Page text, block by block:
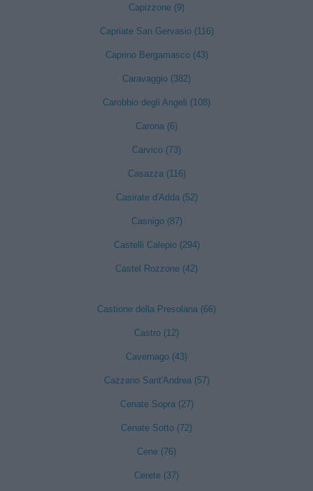
Capizzone (9)
Capriate San Gervasio (116)
Caprino Bergamasco (43)
Caravaggio (382)
Carobbio degli Angeli (108)
Carona (6)
Carvico (73)
Casazza (116)
Casirate d'Adda (52)
Casnigo (87)
Castelli Calepio (294)
Castel Rozzone (42)
Castione della Presolana (66)
Castro (12)
Cavernago (43)
Cazzano Sant'Andrea (57)
Cenate Sopra (27)
Cenate Sotto (72)
Cene (76)
Cerete (37)